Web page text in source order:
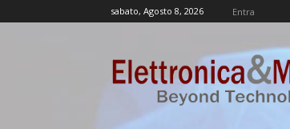
sabato, Agosto 8, 2026 Entra